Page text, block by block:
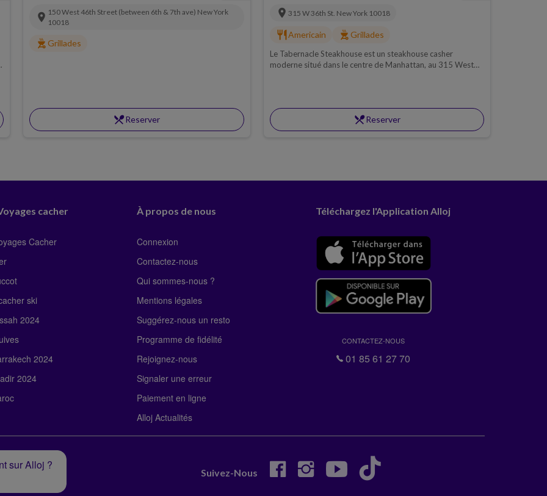
location_on 150 West 46th Street (between 6th & 7th ave) New York
10018
outdoor_grill Grillades
restaurant_menuReserver
location_on 315 W 36th St. New York 10018
restaurant Americain outdoor_grill Grillades
Le Tabernacle Steakhouse est un steakhouse casher
moderne situé dans le centre de Manhattan, au 315 West
restaurant_menuReserver
cacher
Cacher
ski
2024
2024
2024
À propos de nous
Connexion
Contactez-nous
Qui sommes-nous ?
Mentions légales
Suggérez-nous un resto
Programme de fidélité
Rejoignez-nous
Signaler une erreur
Paiement en ligne
Alloj Actualités
Téléchargez l'Application Alloj
CONTACTEZ-NOUS
01 85 61 27 70
sur Alloj ?
Suivez-Nous